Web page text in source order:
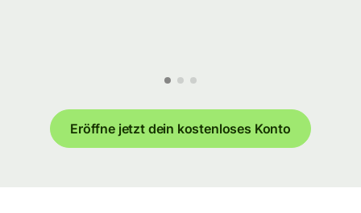
Eröffne jetzt dein kostenloses Konto